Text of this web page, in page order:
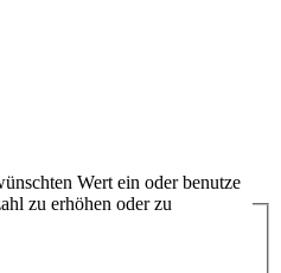
Wert ein oder benutze
zu erhöhen oder zu